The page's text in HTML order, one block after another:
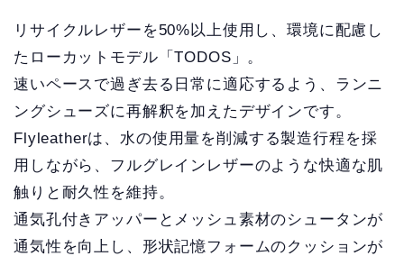
リサイクルレザーを50%以上使用し、環境に配慮し
たローカットモデル「TODOS」。
速いペースで過ぎ去る日常に適応するよう、ランニ
ングシューズに再解釈を加えたデザインです。
Flyleatherは、水の使用量を削減する製造行程を採
用しながら、フルグレインレザーのような快適な肌
触りと耐久性を維持。
通気孔付きアッパーとメッシュ素材のシュータンが
通気性を向上し、形状記憶フォームのクッションが